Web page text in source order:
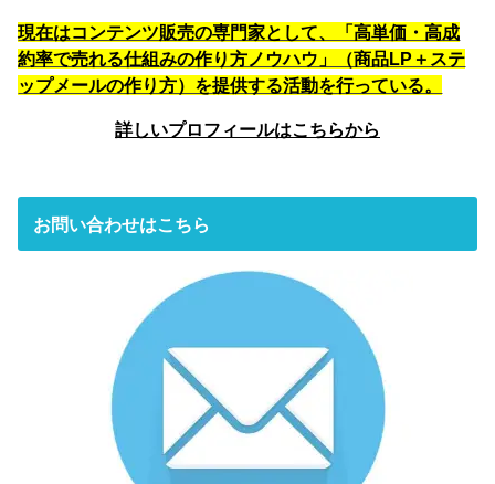
現在はコンテンツ販売の専門家として、「高単価・高成
約率で売れる仕組みの作り方ノウハウ」（商品LP＋ステ
ップメールの作り方）を提供する活動を行っている。
詳しいプロフィールはこちらから
お問い合わせはこちら